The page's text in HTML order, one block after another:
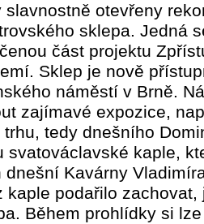
slavnostně otevřeny
sklepa. Jedná
část projektu
Sklep je nově
náměstí v Brně.
zajímavé expozice,
tedy dnešního
svatováclavské kaple,
Kavárny
kaple podařilo zachovat,
Během prohlídky si
Brno je
zajímavé
restaurace,
místem, kde si
hry. V
širokou nabídku her
jak pro pravidelné
V...